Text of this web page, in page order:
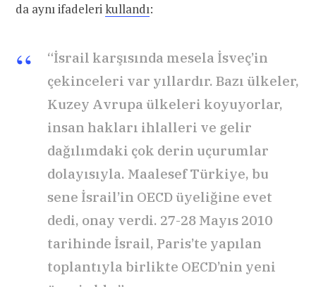
da aynı ifadelerikullandı:
“İsrail karşısında mesela İsveç’in
çekinceleri var yıllardır. Bazı ülkeler,
Kuzey Avrupa ülkeleri koyuyorlar,
insan hakları ihlalleri ve gelir
dağılımdaki çok derin uçurumlar
dolayısıyla. Maalesef Türkiye, bu
sene İsrail’in OECD üyeliğine evet
dedi, onay verdi. 27-28 Mayıs 2010
tarihinde İsrail, Paris’te yapılan
toplantıyla birlikte OECD’nin yeni